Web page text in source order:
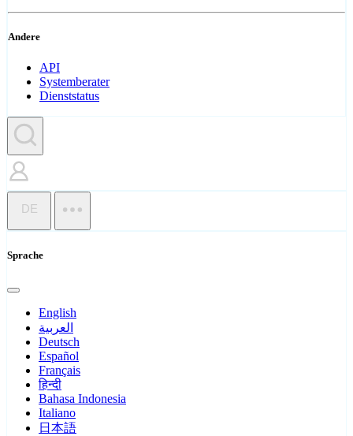
Andere
API
Systemberater
Dienststatus
DE
Sprache
English
العربية
Deutsch
Español
Français
हिन्दी
Bahasa Indonesia
Italiano
日本語